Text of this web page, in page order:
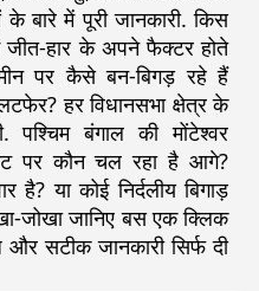
के बारे में पूरी जानकारी. किस
जीत-हार के अपने फैक्टर होते
पर कैसे बन-बिगड़ रहे हैं
हर विधानसभा क्षेत्र के
बंगाल की मोंटेश्वर
पर कौन चल रहा है आगे?
है? या कोई निर्दलीय बिगाड़
जोखा जानिए बस एक क्लिक
सटीक जानकारी सिर्फ दी